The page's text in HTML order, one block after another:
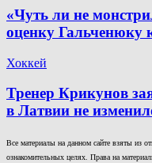
«Чуть ли не
оценку Гальченюку
Хоккей
Тренер Крикунов
в Латвии не
Все материалы на данном сайте взяты из
ознакомительных целях. Права на